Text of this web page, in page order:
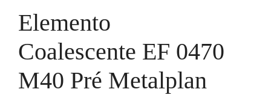
Elemento
Coalescente EF 0470
M40 Pré Metalplan